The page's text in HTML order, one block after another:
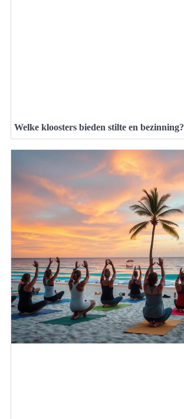
Welke kloosters bieden stilte en bezinning?